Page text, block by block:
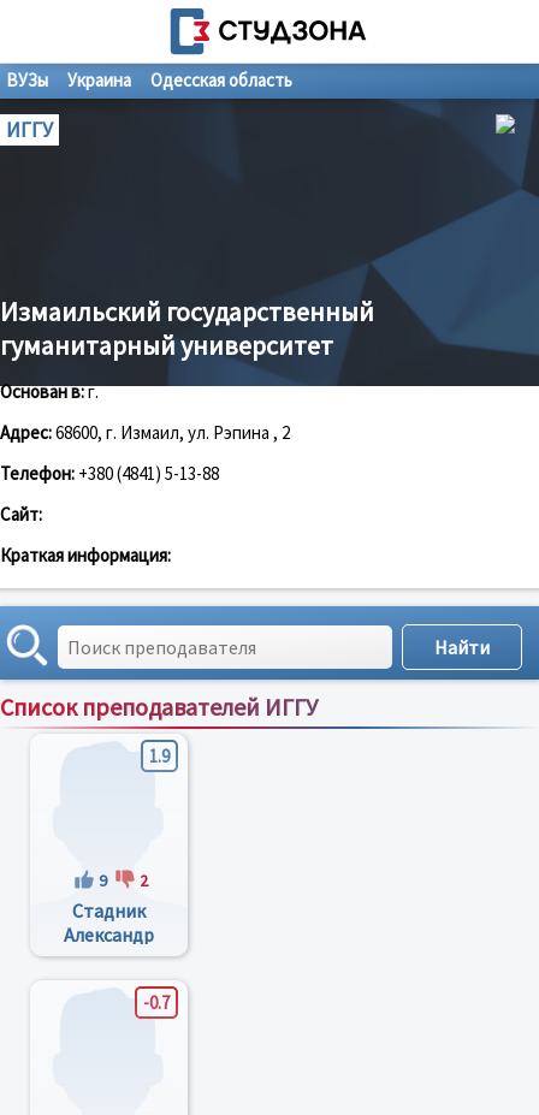
ВУЗы Украина Одесская область
ИГГУ
Измаильский государственный
гуманитарный университет
Основан в:г.
Адрес:68600, г. Измаил, ул. Рэпина , 2
Телефон: +380 (4841) 5-13-88
Сайт:
Краткая информация:
Список преподавателей ИГГУ
Сортировка по:имени;рейтингу;отзывам
1.9
9 2
Стадник
Александр
Иванович
-0.7